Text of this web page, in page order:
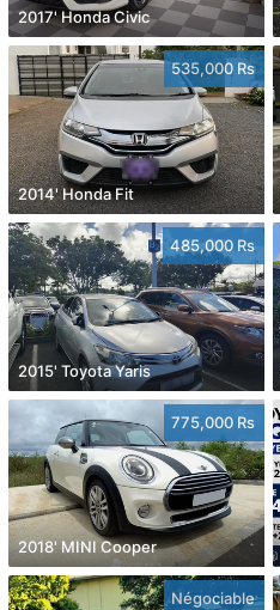
2017' Honda Civic
535,000 Rs
2014' Honda Fit
485,000 Rs
2015' Toyota Yaris
775,000 Rs
2018' MINI Cooper
Négociable